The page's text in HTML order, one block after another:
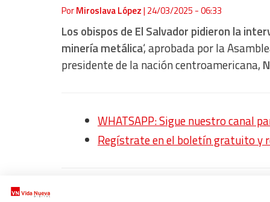
PorMiroslava López| 24/03/2025 - 06:33
Los obispos de El Salvador pidieron la
minería metálica‘, aprobada por la
presidente de la nación centroamericana,
WHATSAPP: Sigue nuestro canal
Regístrate en el boletín gratuito y